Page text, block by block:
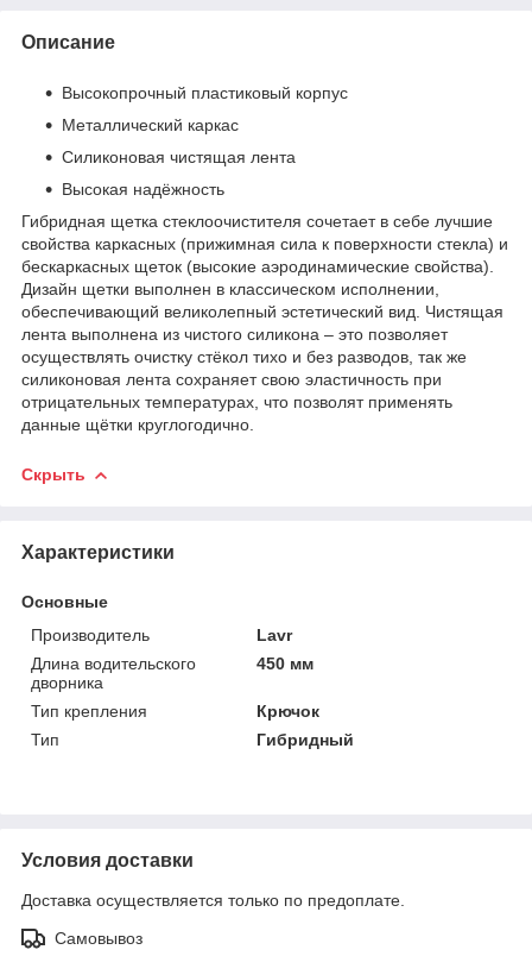
Описание
Высокопрочный пластиковый корпус
Металлический каркас
Силиконовая чистящая лента
Высокая надёжность
Гибридная щетка стеклоочистителя сочетает в себе лучшие
свойства каркасных (прижимная сила к поверхности стекла) и
бескаркасных щеток (высокие аэродинамические свойства).
Дизайн щетки выполнен в классическом исполнении,
обеспечивающий великолепный эстетический вид. Чистящая
лента выполнена из чистого силикона – это позволяет
осуществлять очистку стёкол тихо и без разводов, так же
силиконовая лента сохраняет свою эластичность при
отрицательных температурах, что позволят применять
данные щётки круглогодично.
Скрыть
Характеристики
Основные
Производитель
Lavr
Длина водительского
дворника
450 мм
Тип крепления
Крючок
Тип
Гибридный
Условия доставки
Доставка осуществляется только по предоплате.
Самовывоз